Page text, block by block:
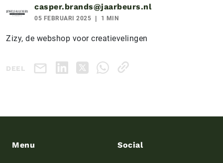
casper.brands@jaarbeurs.nl
05 FEBRUARI 2025 1 MIN
Zizy, de webshop voor creatievelingen
DEEL
Menu Social